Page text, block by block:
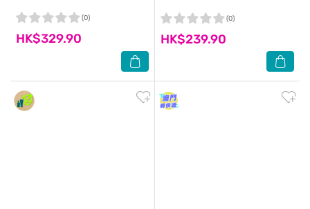
HK$329.90
(0)
HK$239.90
(0)